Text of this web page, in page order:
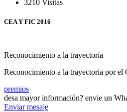
3210 Visitas
CEA Y FIC 2016
Reconocimiento a la trayectoria
Reconocimiento a la trayectoria por
premios
desa mayor información? envie un
Enviar mesaje